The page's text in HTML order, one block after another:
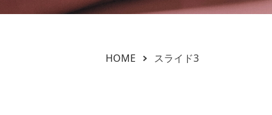
HOME スライド3